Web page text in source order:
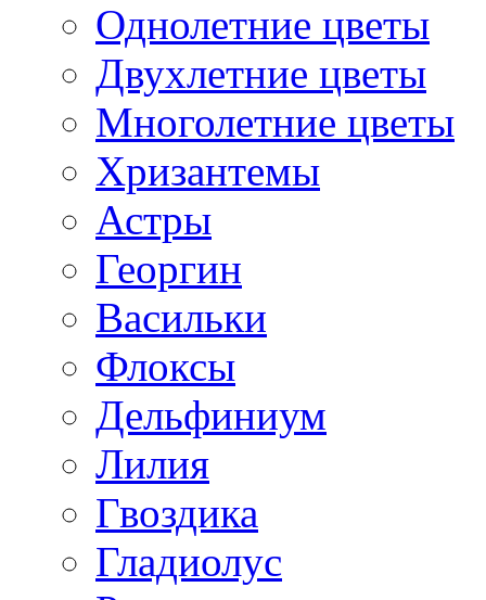
Однолетние цветы
Двухлетние цветы
Многолетние цветы
Хризантемы
Астры
Георгин
Васильки
Флоксы
Дельфиниум
Лилия
Гвоздика
Гладиолус